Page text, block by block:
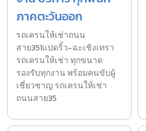
ภาคตะวันออก
รถเครนให้เช่าถนน
สาย351แปดริ้ว-ฉะเชิงเทรา
รถเครนให้เช่า ทุกขนาด
รองรับทุกงาน พร้อมคนขับผู้
เชี่ยวชาญ รถเครนให้เช่า
ถนนสาย35